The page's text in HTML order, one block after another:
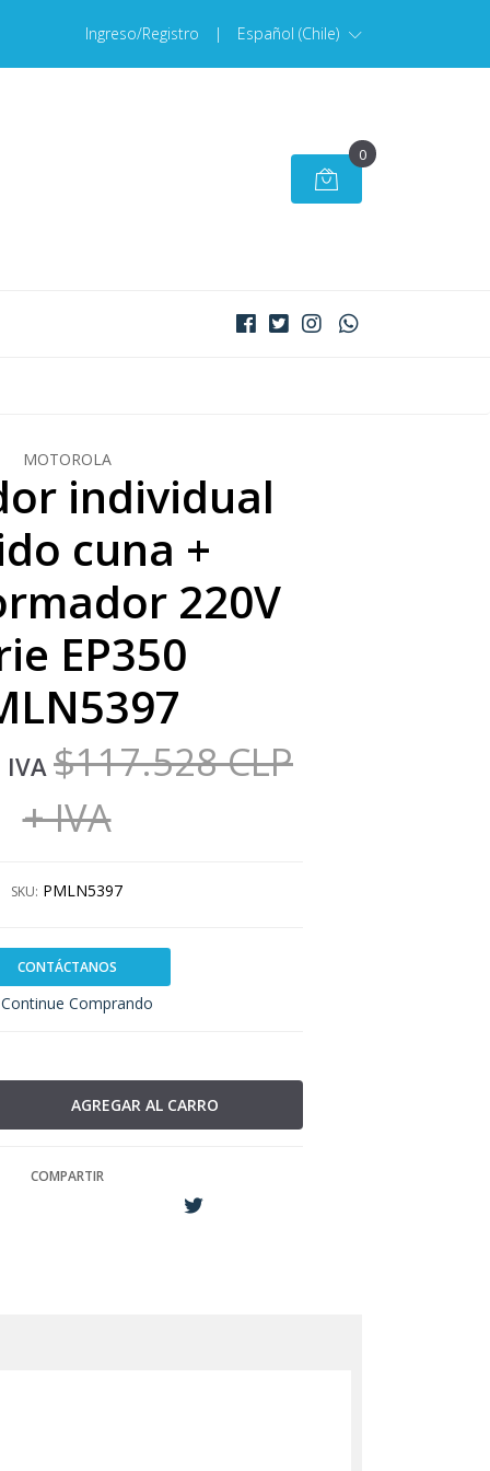
Ingreso/Registro | Español (Chile)
0
MOTOROLA
individual
cuna +
220V
EP350
IVA $117.528 CLP
+ IVA
SKU: PMLN5397
CONTÁCTANOS
Comprando
COMPARTIR